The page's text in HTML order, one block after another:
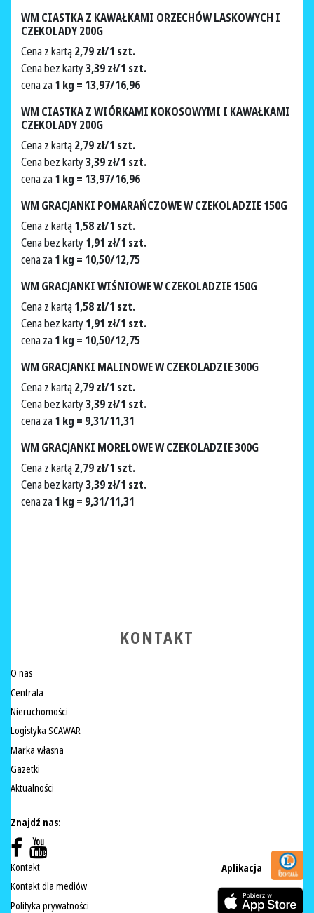
WM CIASTKA Z KAWAŁKAMI ORZECHÓW LASKOWYCH I
CZEKOLADY 200G
Cena z kartą 2,79 zł/1 szt.
Cena bez karty3,39 zł/1 szt.
cena za 1 kg = 13,97/16,96
WM CIASTKA Z WIÓRKAMI KOKOSOWYMI I KAWAŁKAMI
CZEKOLADY 200G
Cena z kartą 2,79 zł/1 szt.
Cena bez karty3,39 zł/1 szt.
cena za 1 kg = 13,97/16,96
WM GRACJANKI POMARAŃCZOWE W CZEKOLADZIE 150G
Cena z kartą 1,58 zł/1 szt.
Cena bez karty1,91 zł/1 szt.
cena za 1 kg = 10,50/12,75
WM GRACJANKI WIŚNIOWE W CZEKOLADZIE 150G
Cena z kartą 1,58 zł/1 szt.
Cena bez karty1,91 zł/1 szt.
cena za 1 kg = 10,50/12,75
WM GRACJANKI MALINOWE W CZEKOLADZIE 300G
Cena z kartą 2,79 zł/1 szt.
Cena bez karty3,39 zł/1 szt.
cena za 1 kg = 9,31/11,31
WM GRACJANKI MORELOWE W CZEKOLADZIE 300G
Cena z kartą 2,79 zł/1 szt.
Cena bez karty3,39 zł/1 szt.
cena za 1 kg = 9,31/11,31
KONTAKT
O nas
Centrala
Nieruchomości
Logistyka SCAWAR
Marka własna
Gazetki
Aktualności
Znajdź nas:
Kontakt
Kontakt dla mediów
Polityka prywatności
Aplikacja